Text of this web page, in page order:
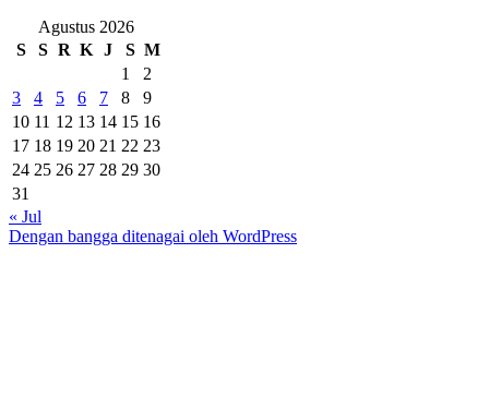
Agustus 2026
S
S R K J S M
1
2
3
4 5 6 7 8
9
10 11 12 13 14 15 16
17 18 19 20 21 22 23
24 25 26 27 28 29 30
31
« Jul
Dengan bangga ditenagai oleh WordPress